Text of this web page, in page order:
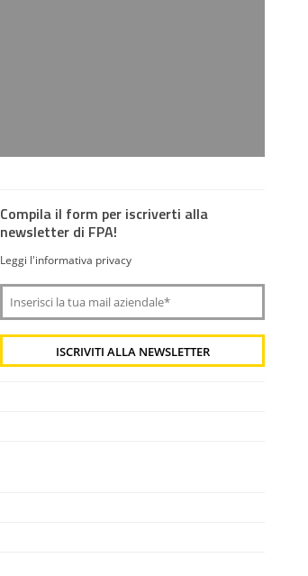
Compila il form per iscriverti alla
newsletter di FPA!
Leggi l'informativa privacy